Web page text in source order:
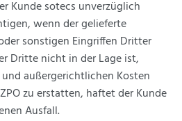
Kunde sotecs unverzüglich
wenn der gelieferte
sonstigen Eingriffen Dritter
Dritte nicht in der Lage ist,
außergerichtlichen Kosten
zu erstatten, haftet der Kunde
Ausfall.